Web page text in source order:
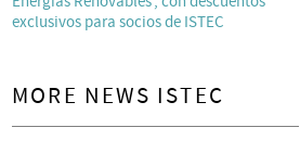
exclusivos para socios de ISTEC
MORE NEWS ISTEC